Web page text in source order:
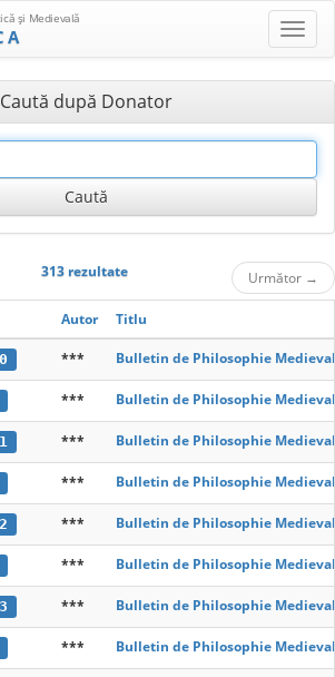
şi Medievală
Caută după Donator
313 rezultate Următor →
Autor Titlu
*** Bulletin de Philosophie
*** Bulletin de Philosophie
*** Bulletin de Philosophie
*** Bulletin de Philosophie
*** Bulletin de Philosophie
*** Bulletin de Philosophie
*** Bulletin de Philosophie
*** Bulletin de Philosophie